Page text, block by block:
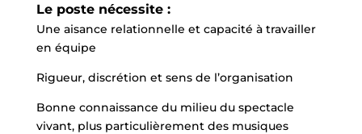
Le poste nécessite :
Une aisance relationnelle et capacité à travailler
en équipe
Rigueur, discrétion et sens de l’organisation
Bonne connaissance du milieu du spectacle
vivant, plus particulièrement des musiques